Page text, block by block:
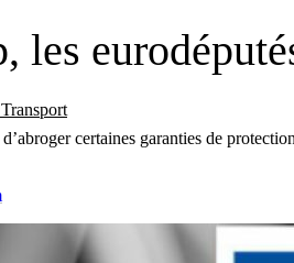
les
certaines garanties de